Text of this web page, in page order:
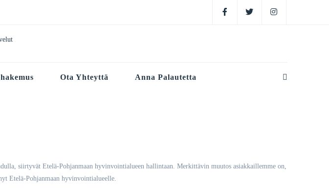
FacebookTwitter
Ota Yhteyttä Anna Palautetta
siirtyvät Etelä-Pohjanmaan hyvinvointialueen hallintaan. Merkittävin muutos asiakkaillemme on,
Etelä-Pohjanmaan hyvinvointialueelle.